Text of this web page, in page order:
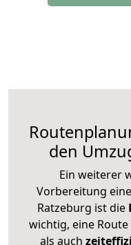
den
Ein weiterer
Vorbereitung
Ratzeburg ist die
wichtig, eine
als auch